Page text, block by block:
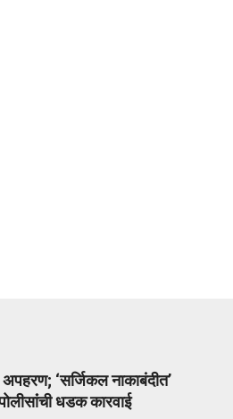
‘सर्जिकल नाकाबंदीत’
धडक कारवाई